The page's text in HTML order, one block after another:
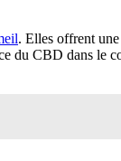
. Elles offrent
du CBD dans le